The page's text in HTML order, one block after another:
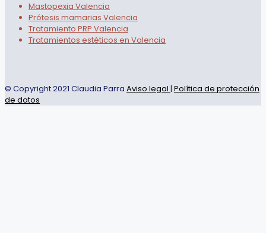
Mastopexia Valencia
Prótesis mamarias Valencia
Tratamiento PRP Valencia
Tratamientos estéticos en Valencia
© Copyright 2021 Claudia Parra Aviso legal | Política de protección
de datos